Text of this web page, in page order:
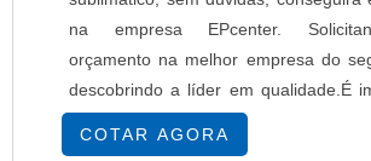
na empresa EPcenter.
orçamento na melhor empresa do
descobrindo a líder em qualidade.É
lembrar que o produto deve
adquirido com empresas
COTAR AGORA